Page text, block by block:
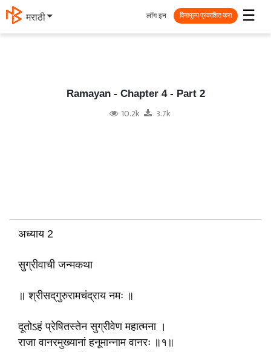
தமிழ் ☰
लॉग इन विनामूल्य प्रकाशित करा
Ramayan - Chapter 4 - Part 2
10.2k 3.7k
अध्याय 2
सुग्रीवाची जन्मकथा
॥ श्रीसद्‌गुरुरामचंद्राय नमः ॥
दूतोऽहं प्रेषितस्तेन सुग्रीवेण महात्मना ।
राजा वानरमुख्यानां हनूमान्नाम वानरः ॥१॥